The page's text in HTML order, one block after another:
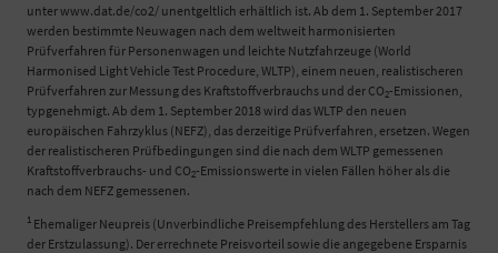
unter www.dat.de/co2/ unentgeltlich erhältlich ist. Ab dem 1. September 2017
werden bestimmte Neuwagen nach dem weltweit harmonisierten
Prüfverfahren für Personenwagen und leichte Nutzfahrzeuge (World
Harmonised Light Vehicle Test Procedure, WLTP), einem neuen, realistischeren
Prüfverfahren zur Messung des Kraftstoffverbrauchs und der CO2-Emissionen,
typgenehmigt. Ab dem 1. September 2018 wird das WLTP den neuen
europäischen Fahrzyklus (NEFZ), das derzeitige Prüfverfahren, ersetzen. Wegen
der realistischeren Prüfbedingungen sind die nach dem WLTP gemessenen
Kraftstoffverbrauchs- und CO2-Emissionswerte in vielen Fällen höher als die
nach dem NEFZ gemessenen.
1 Ehemaliger Neupreis (Unverbindliche Preisempfehlung des Herstellers am Tag
der Erstzulassung). Der errechnete Preisvorteil sowie die angegebene Ersparnis